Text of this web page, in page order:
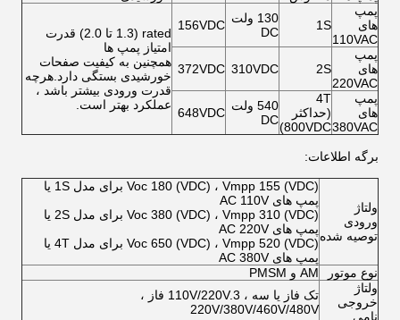
پمپ
های
110VAC
1S
130 ولت
DC
156VDC
rated (1.3 تا 2.0) قدرت
امتیاز پمپ ها
همچنین به کیفیت صفحات
خورشیدی بستگی دارد.هرچه
قدرت ورودی بیشتر باشد ،
عملکرد بهتر است.
پمپ
های
220VAC
2S
310VDC
372VDC
پمپ
های
380VAC
4T
(حداکثر
800VDC)
540 ولت
DC
648VDC
برگه اطلاعات:
ولتاژ
ورودی
توصیه شده
Voc 180 (VDC) ، Vmpp 155 (VDC) برای مدل 1S یا
پمپ های AC 110V
Voc 380 (VDC) ، Vmpp 310 (VDC) برای مدل 2S یا
پمپ های AC 220V
Voc 650 (VDC) ، Vmpp 520 (VDC) برای مدل 4T یا
پمپ های AC 380V
نوع موتور
AM و PMSM
ولتاژ
خروجی
نامی
تک فاز یا سه ، 110V/220V.3 فاز ،
220V/380V/460V/480V